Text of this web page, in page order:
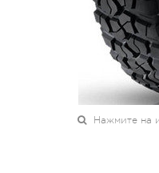
Нажмите на